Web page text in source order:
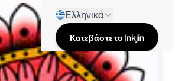
Ελληνικά
Κατεβάστε το Inkjin